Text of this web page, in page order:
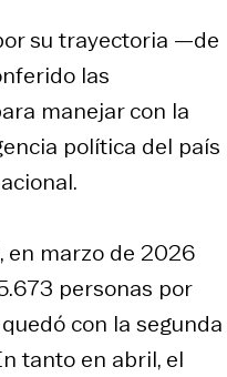
su trayectoria —de
las
manejar con la
política del país
en marzo de 2026
personas por
con la segunda
tanto en abril, el